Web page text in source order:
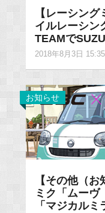
【レーシン
イルレーシン
TEAMで
2018年8月3日 15:35
お知らせ
【その他（
ミク「ムー
「マジカルミ